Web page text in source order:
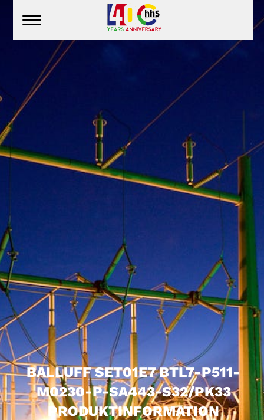
BALLUFF SET01E7 BTL7-P511-
M0230-P-SA443-S32/PK33
PRODUKTINFORMATION